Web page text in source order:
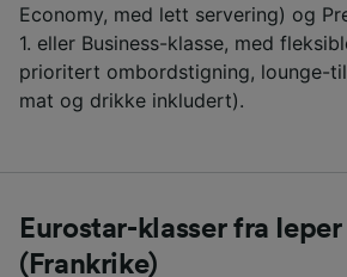
Economy, med lett servering) og
1. eller Business-klasse, med
prioritert ombordstigning, lounge-
mat og drikke inkludert).
Eurostar-klasser fra
(Frankrike)